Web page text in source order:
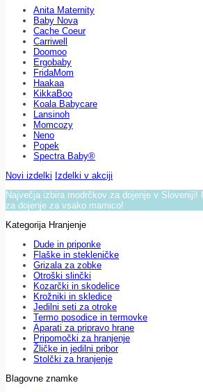
Anita Maternity
Baby Nova
Cache Coeur
Carriwell
Doomoo
Ergobaby
FridaMom
Haakaa
KikkaBoo
Koala Babycare
Lansinoh
Momcozy
Neno
Popek
Spectra Baby®
Novi izdelki Izdelki v akciji
Največja izbira modrčkov za dojenje v Sloveniji!
za dojenje za vsako mamico!
Kategorija Hranjenje
Dude in priponke
Flaške in stekleničke
Grizala za zobke
Otroški slinčki
Kozarčki in skodelice
Krožniki in skledice
Jedilni seti za otroke
Termo posodice in termovke
Aparati za pripravo hrane
Pripomočki za hranjenje
Žličke in jedilni pribor
Stolčki za hranjenje
Blagovne znamke